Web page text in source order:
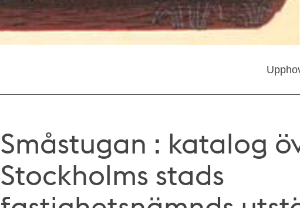
Småstugan : katalog
Stockholms stads